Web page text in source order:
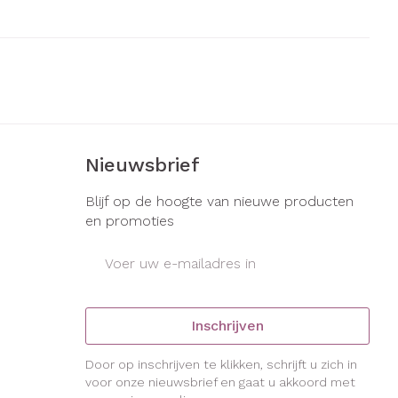
Nieuwsbrief
Blijf op de hoogte van nieuwe producten
en promoties
Inschrijven
Door op inschrijven te klikken, schrijft u zich in
voor onze nieuwsbrief en gaat u akkoord met